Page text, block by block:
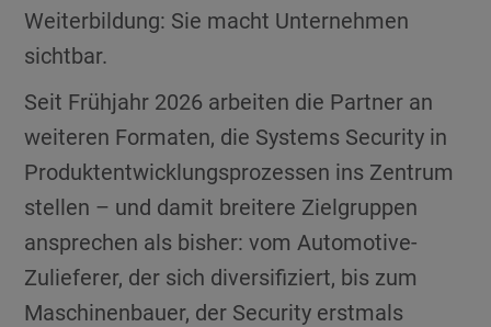
Weiterbildung: Sie macht Unternehmen
sichtbar.
Seit Frühjahr 2026 arbeiten die Partner an
weiteren Formaten, die Systems Security in
Produktentwicklungsprozessen ins Zentrum
stellen – und damit breitere Zielgruppen
ansprechen als bisher: vom Automotive-
Zulieferer, der sich diversifiziert, bis zum
Maschinenbauer, der Security erstmals